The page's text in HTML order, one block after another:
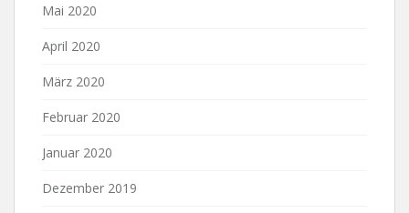
Mai 2020
April 2020
März 2020
Februar 2020
Januar 2020
Dezember 2019